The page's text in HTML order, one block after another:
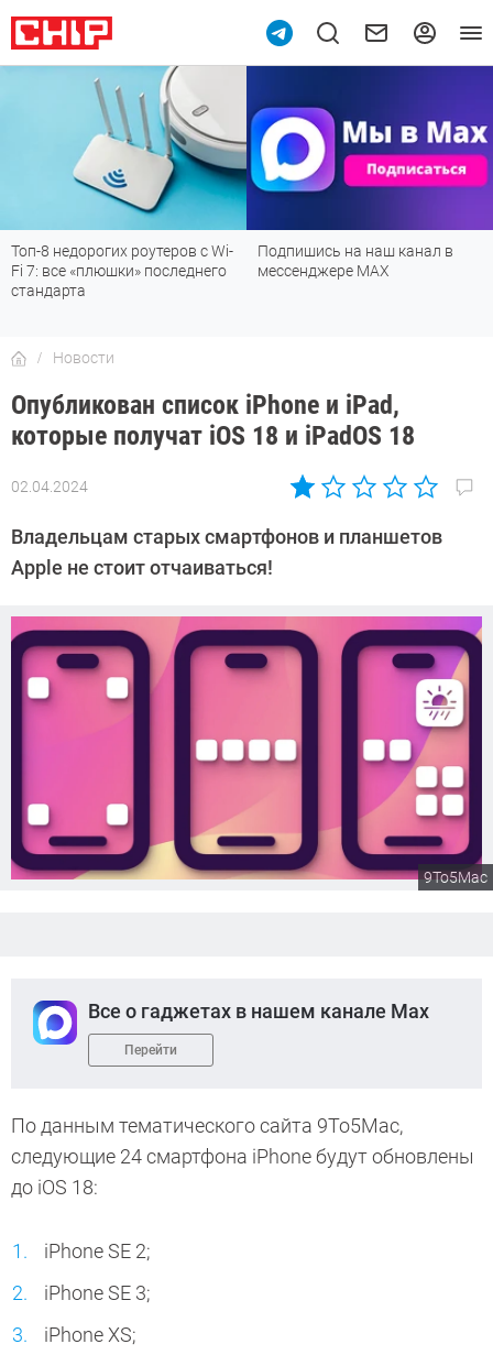
Топ-8 недорогих роутеров с Wi-
Fi 7: все «плюшки» последнего
стандарта
Подпишись на наш канал в
мессенджере МАХ
Новости
Опубликован список iPhone и iPad,
которые получат iOS 18 и iPadOS 18
02.04.2024
Автор:
Калашников
Владельцам старых смартфонов и планшетов
Apple не стоит отчаиваться!
9To5Mac
Все о гаджетах в нашем канале Max
Перейти
По данным тематического сайта 9To5Mac,
следующие 24 смартфона iPhone будут обновлены
до iOS 18:
iPhone SE 2;
iPhone SE 3;
iPhone XS;